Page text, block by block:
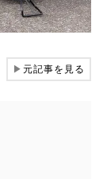
▶元記事を見る